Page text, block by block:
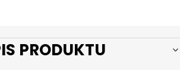
PRODUKTU